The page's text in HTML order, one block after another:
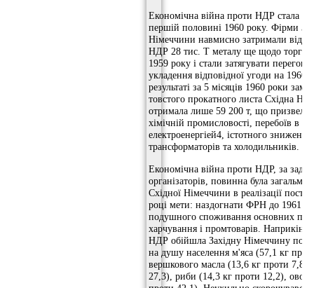
Економічна війна проти НДР стала
першій половині 1960 року. Фірми
Німеччини навмисно затримали
НДР 28 тис. Т металу ще щодо
1959 року і стали затягувати
укладення відповідної угоди на 1960
результаті за 5 місяців 1960 роки
товстого прокатного листа Східна
отримала лише 59 200 т, що призвело
хімічній промисловості, перебоїв в
електроенергіей4, істотного
трансформаторів та холодильників.
Економічна війна проти НДР, за
організаторів, повинна була
Східної Німеччини в реалізації
році мети: наздогнати ФРН до 1961
подушного споживання основних
харчування і промтоварів.
НДР обійшла Західну Німеччину по
на душу населення м'яса (57,1 кг
вершкового масла (13,6 кг проти 7,8),
27,3), риби (14,3 кг проти 12,2),